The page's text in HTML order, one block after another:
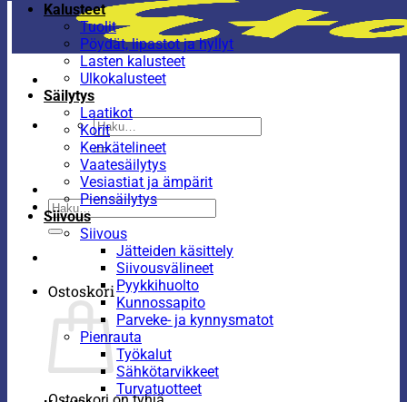
Etsi:
Etsi:
Ostoskori
Kalusteet
Tuolit
Pöydät, lipastot ja hyllyt
Lasten kalusteet
Ulkokalusteet
Säilytys
Laatikot
Korit
Kenkätelineet
Vaatesäilytys
Vesiastiat ja ämpärit
Piensäilytys
Siivous
Siivous
Jätteiden käsittely
Siivousvälineet
Pyykkihuolto
Kunnossapito
Parveke- ja kynnysmatot
Pienrauta
Työkalut
Sähkötarvikkeet
Turvatuotteet